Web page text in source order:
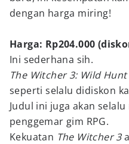
dengan harga miring!
Harga: Rp204.000
Ini sederhana sih.
The Witcher 3: Wild Hunt
seperti selalu didiskon
Judul ini juga akan
penggemar gim RPG.
Kekuatan The Witcher 3